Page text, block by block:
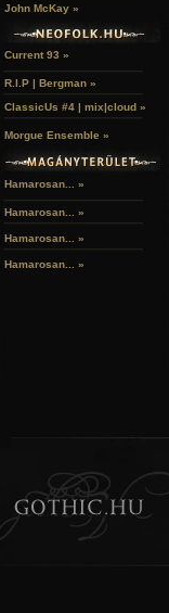
John McKay »
Current 93 »
R.I.P | Bergman »
ClassicUs #4 | mix|cloud »
Morgue Ensemble »
Hamarosan... »
Hamarosan... »
Hamarosan... »
Hamarosan... »